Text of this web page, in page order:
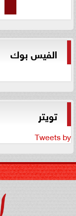
الفيس بوك
تويتر
Tweets by